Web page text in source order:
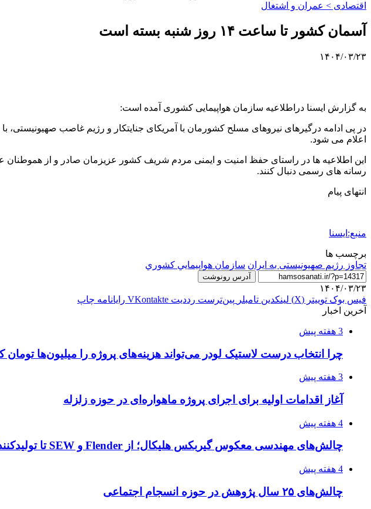
اقتصادی > عمران و اشتغال
آسمان کشور تا ساعت ۱۴ روز شنبه بسته است
۱۴۰۴/۰۳/۲۳
به گزارش ایسنا دراطلاعیه سازمان هواپیمایی کشوری آمده است:
اعلام می شود.
‌این اطلاعیه ها در راستای حفظ امنیت و ایمنی مردم شریف کشور عزیزمان صادر و از
رسانه های رسمی دنبال کنند.
انتهای پیام
منبع:ایسنا
برچسب ها
تجاوز رژیم صهیونیستی به ایران سازمان هواپيمايي كشوري
آدرس رونوشت
۱۴۰۴/۰۳/۲۳
فیس بوک توییتر (X) لینکدین ‫تامبلر ‫پین‌ترست ‫رددیت ‫VKontakte رایانامه چاپ
آخرین اخبار
3 هفته پیش
چرا انتخاب درست لاستیک لودر می‌تواند هزینه‌های پروژه را میلیون‌ها
3 هفته پیش
آغاز اقدامات اولیه برای اجرای پروژه ماهواره‌ای در حوزه زلزله
4 هفته پیش
چالش‌های مهندسی معکوس گیربکس هلیکال؛ از Flender و SEW تا تولیدکنندگان تخصصی ایرانی
4 هفته پیش
چالش‌های ۲۵ سال پژوهش در حوزه انسجام اجتماعی